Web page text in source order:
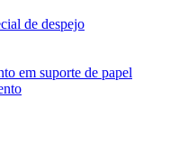
de despejo
em suporte de papel